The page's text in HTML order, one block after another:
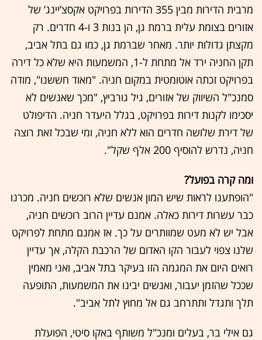
מרבית הדירות מבין 355 הדירות בפרויקט אקסצ’יינג’ של
אזורים בצומת עלית ברמת גן, הן בנות 3 ו-4 חדרים. רק
מקצתן גדולות יותר. מאחר שברמת גן, כמו גם בתל אביב,
תקן החניה ירד אל מתחת ל-1, המשמעות היא שלא כל דירה
בפרויקט זכתה אוטומטית במקום חניה. "מאוד חששנו", מודה
סמנכ"ל השיווק של אזורים, גיל גורביץ, "מכך שאנשים לא
יסכימו לקנות דירות בפרויקט, בגלל היעדר חניה. הדיפולט
של דירת שלושה חדרים הוא ללא חניה, ומי שבכל זאת רוצה
חניה, נדרש להוסיף 200 אלף שקל".
ומה קרה בפועל?
"הופתענו לראות שיש המון אנשים שלא רוכשים חניה. מכרנו
כבר עשרות דירות כאלה. אמנם עדיין הרוב רוכשים חניה,
אבל יש לא מעט שמוותרים על כך. אז אמנם מתחת לפרויקט
שלנו צפוי לעבור הקו האדום של הרכבת הקלה, אך עדיין
רואים היום את המגמה הזו בעיקר בתל אביב, ואני מאמין
שככל שהזמן יעבור, ואנשים יבינו את המשמעות, התופעה
תלך ותגדל ותתרחב גם אל מחוץ לתל אביב".
גם אילי בר, בעלים ומנכ"ל משותף באקו סיטי, הפועלת